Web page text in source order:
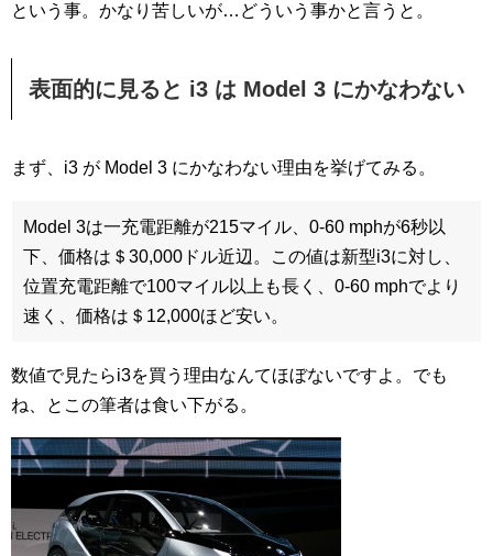
という事。かなり苦しいが…どういう事かと言うと。
表面的に見ると i3 は Model 3 にかなわない
まず、i3 が Model 3 にかなわない理由を挙げてみる。
Model 3は一充電距離が215マイル、0-60 mphが6秒以
下、価格は＄30,000ドル近辺。この値は新型i3に対し、
位置充電距離で100マイル以上も長く、0-60 mphでより
速く、価格は＄12,000ほど安い。
数値で見たらi3を買う理由なんてほぼないですよ。でも
ね、とこの筆者は食い下がる。